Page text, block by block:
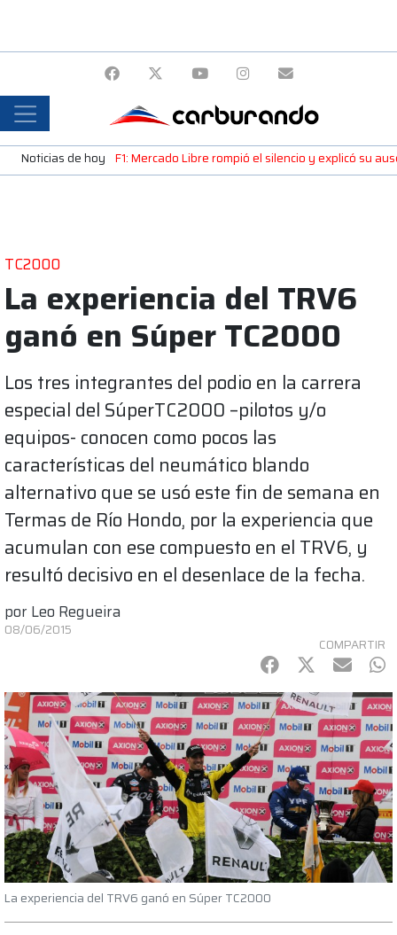
Noticias de hoy F1: Mercado Libre rompió el silencio y explicó su
TC2000
La experiencia del TRV6
ganó en Súper TC2000
Los tres integrantes del podio en la carrera
especial del SúperTC2000 –pilotos y/o
equipos- conocen como pocos las
características del neumático blando
alternativo que se usó este fin de semana en
Termas de Río Hondo, por la experiencia que
acumulan con ese compuesto en el TRV6, y
resultó decisivo en el desenlace de la fecha.
por Leo Regueira
08/06/2015
COMPARTIR
Facebook
Twitter
mail
La experiencia del TRV6 ganó en Súper TC2000